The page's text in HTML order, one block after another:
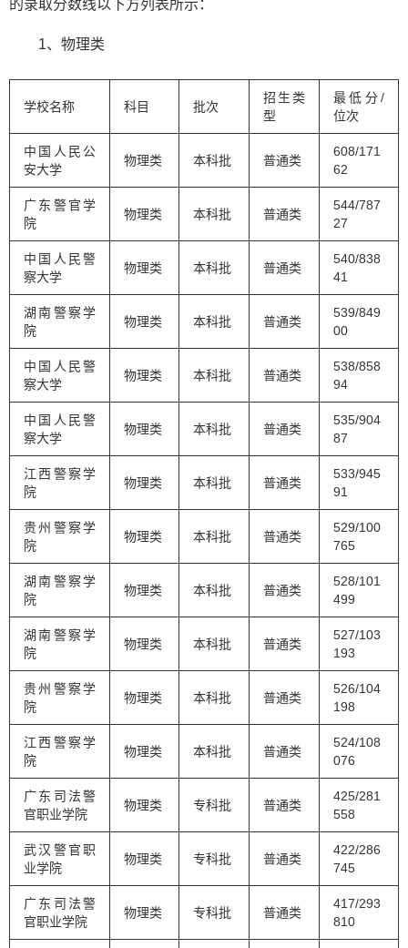
的录取分数线以下方列表所示：
1、物理类
学校名称 科目 批次
招生类
型
最低分/
位次
中国人民公
安大学
物理类 本科批 普通类
608/171
62
广东警官学
院
物理类 本科批 普通类
544/787
27
中国人民警
察大学
物理类 本科批 普通类
540/838
41
湖南警察学
院
物理类 本科批 普通类
539/849
00
中国人民警
察大学
物理类 本科批 普通类
538/858
94
中国人民警
察大学
物理类 本科批 普通类
535/904
87
江西警察学
院
物理类 本科批 普通类
533/945
91
贵州警察学
院
物理类 本科批 普通类
529/100
765
湖南警察学
院
物理类 本科批 普通类
528/101
499
湖南警察学
院
物理类 本科批 普通类
527/103
193
贵州警察学
院
物理类 本科批 普通类
526/104
198
江西警察学
院
物理类 本科批 普通类
524/108
076
广东司法警
官职业学院
物理类 专科批 普通类
425/281
558
武汉警官职
业学院
物理类 专科批 普通类
422/286
745
广东司法警
官职业学院
物理类 专科批 普通类
417/293
810